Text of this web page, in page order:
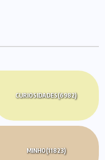
CURIOSIDADES(6982)
MINHO(11823)